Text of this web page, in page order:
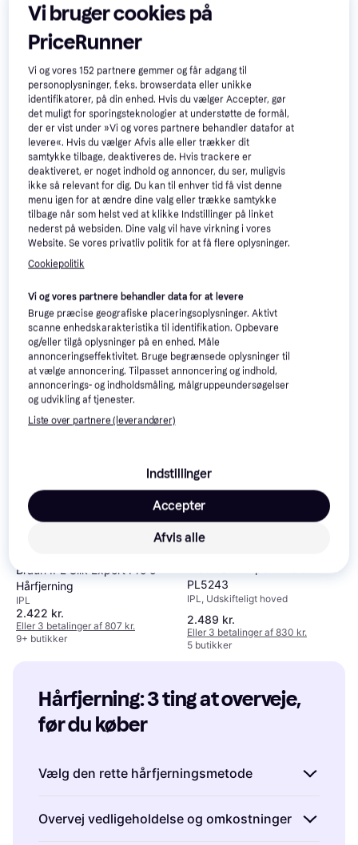
Braun Silk-épil 7 SkinSpa
Epilator SE7-081
Rengøringsbørste, Vaskbar
730 kr.
Eller 3 betalinger af 243 kr.
9+ butikker
Braun Smart IPL Skin i·expert
Bluetooth
3.309 kr.
Eller 3 betalinger af 1.103 kr.
9+ butikker
Braun FS1000 4.5
Ansigtstrimmer, Batteritid: 60min,
Rengøringsbørste, Smart Light,
Wet & Dry
164 kr.
Eller 3 betalinger af 55 kr.
9+ butikker
Philips Series 8000
BRE710
Epilator, Batteritid: 40min, 32
pincetter, Wet & Dry, Vaskbar,
Rengøringsbørste, Tør brug,
Ergonomisk greb
558 kr.
Eller 3 betalinger af 186 kr.
9+ butikker
Braun IPL Silk Expert Pro 5
Hårfjerning
IPL
2.422 kr.
Eller 3 betalinger af 807 kr.
9+ butikker
PL5243
IPL, Udskifteligt hoved
2.489 kr.
Eller 3 betalinger af 830 kr.
5 butikker
Hårfjerning: 3 ting at overveje,
før du køber
Vælg den rette hårfjerningsmetode
hårfjerningsmetode, der passer til din hudtype
Overvej vedligeholdelse og omkostninger
Vi bruger cookies på
PriceRunner
Vi og vores152 partnere gemmer og får adgang til
personoplysninger, f.eks. browserdata eller unikke
identifikatorer, på din enhed. Hvis du vælger Accepter, gør
det muligt for sporingsteknologier at understøtte de formål,
der er vist under »Vi og vores partnere behandler datafor at
levere«. Hvis du vælger Afvis alle eller trækker dit
samtykke tilbage, deaktiveres de. Hvis trackere er
deaktiveret, er noget indhold og annoncer, du ser, muligvis
ikke så relevant for dig. Du kan til enhver tid få vist denne
menu igen for at ændre dine valg eller trække samtykke
tilbage når som helst ved at klikke Indstillinger på linket
nederst på websiden. Dine valg vil have virkning i vores
Website. Se vores privatliv politik for at få flere oplysninger.
Cookiepolitik
Vi og vores partnere behandler data for at levere
Bruge præcise geografiske placeringsoplysninger. Aktivt
scanne enhedskarakteristika til identifikation. Opbevare
og/eller tilgå oplysninger på en enhed. Måle
annonceringseffektivitet. Bruge begrænsede oplysninger til
at vælge annoncering. Tilpasset annoncering og indhold,
annoncerings- og indholdsmåling, målgruppeundersøgelser
og udvikling af tjenester.
Liste over partnere (leverandører)
Indstillinger
Afvis alle
Accepter